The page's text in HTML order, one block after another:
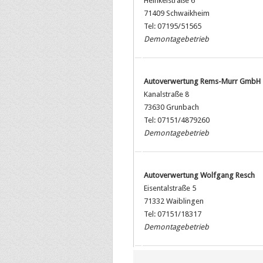
71409 Schwaikheim
Tel: 07195/51565
Demontagebetrieb
Autoverwertung Rems-Murr GmbH
Kanalstraße 8
73630 Grunbach
Tel: 07151/4879260
Demontagebetrieb
Autoverwertung Wolfgang Resch
Eisentalstraße 5
71332 Waiblingen
Tel: 07151/18317
Demontagebetrieb